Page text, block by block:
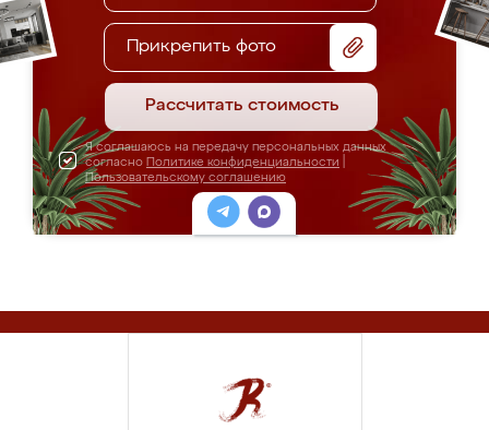
Прикрепить фото
Рассчитать стоимость
Я соглашаюсь на передачу персональных данных
согласно Политике конфиденциальности
Пользовательскому соглашению